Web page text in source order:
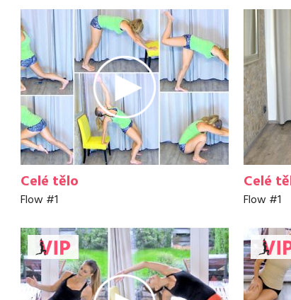
Celé tělo
Flow #1
Celé
Flow #1